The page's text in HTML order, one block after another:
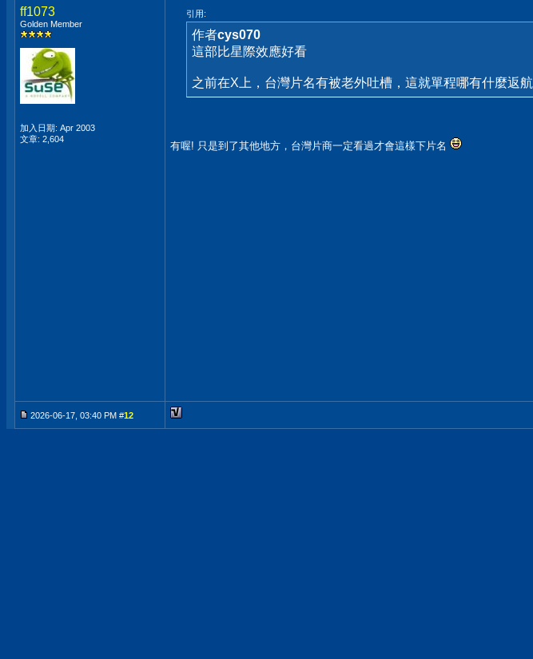
ff1073
Golden Member
加入日期: Apr 2003
文章: 2,604
引用:
作者cys070
這部比星際效應好看
之前在X上，台灣片名有被老外吐槽，這就單程哪有什麼返航
有喔! 只是到了其他地方，台灣片商一定看過才會這樣下片名
2026-06-17, 03:40 PM #12